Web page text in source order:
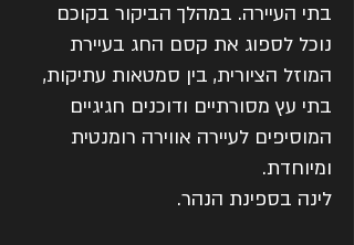
בתי העיירה. במהלך הביקור בקוכם
נוכל לספוג את קסם החג בעיירת
המוזל הציורית, בין סמטאות עתיקות,
בתי עץ מסורתיים ודוכנים חגיגיים
המוסיפים לעיירה אווירה רומנטית
ומיוחדת.
לינה בספינת הנהר.